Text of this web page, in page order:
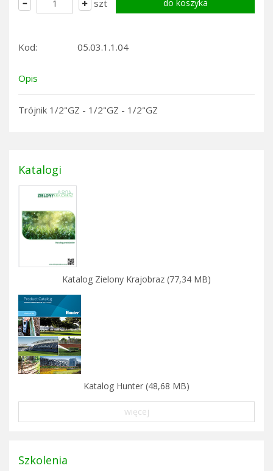
szt
Kod: 05.03.1.1.04
Opis
Trójnik 1/2"GZ - 1/2"GZ - 1/2"GZ
Katalogi
Katalog Zielony Krajobraz (77,34 MB)
Katalog Hunter (48,68 MB)
więcej
Szkolenia